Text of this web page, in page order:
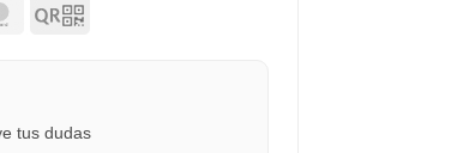
tus dudas